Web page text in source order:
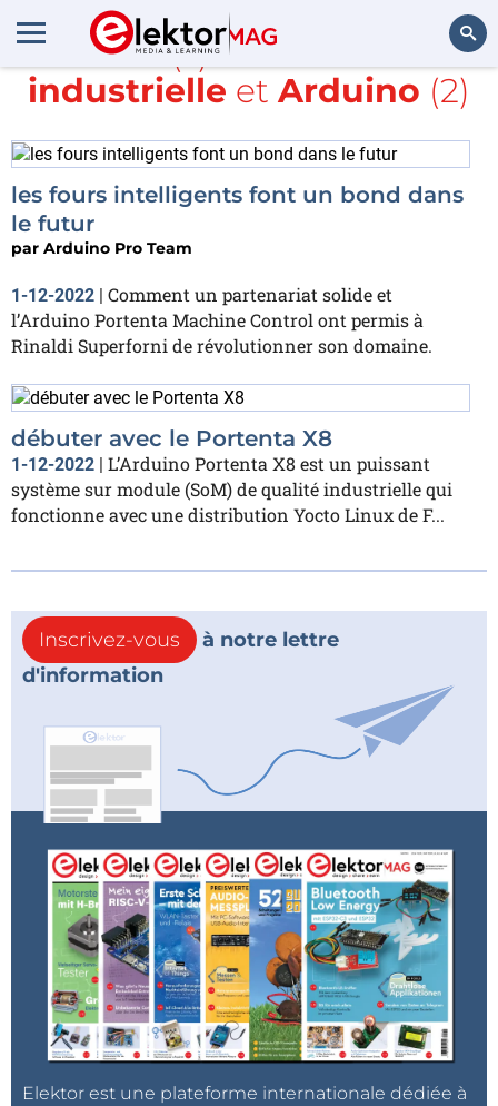
Rechercher
Article(s) avec la balise
industrielle et Arduino (2)
les fours intelligents font un bond dans
le futur
par Arduino Pro Team
1-12-2022 | Comment un partenariat solide et
l’Arduino Portenta Machine Control ont permis à
Rinaldi Superforni de révolutionner son domaine.
débuter avec le Portenta X8
1-12-2022 | L’Arduino Portenta X8 est un puissant
système sur module (SoM) de qualité industrielle qui
fonctionne avec une distribution Yocto Linux de F...
Inscrivez-vous
à notre lettre
d'information
Elektor est une plateforme internationale dédiée à